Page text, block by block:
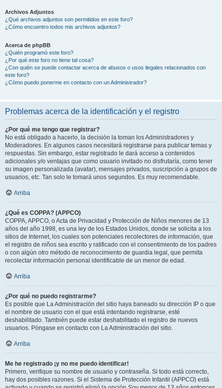
Archivos Adjuntos
¿Qué archivos adjuntos son permitidos en este foro?
¿Cómo encuentro todos mis archivos adjuntos?
Acerca de phpBB
¿Quién programó este foro?
¿Por qué este foro no tiene tal cosa?
¿Con quién se puede contactar acerca de abusos o usos ilegales relacionados con
este foro?
¿Cómo puedo ponerme en contacto con un Administrador?
Problemas acerca de la identificación y el registro
¿Por qué me tengo que registrar?
No está obligado a hacerlo, la decisión la toman los Administradores y
Moderadores. En algunos casos necesitará registrarse para publicar temas y
respuestas. Sin embargo, estar registrado le dará acceso a contenidos
adicionales y/o ventajas que como usuario invitado no disfrutaría, como tener
su imagen personalizada (avatar), mensajes privados, suscripción a grupos de
usuarios, etc. Tan solo le tomará unos segundos. Es muy recomendable.
Arriba
¿Qué es COPPA? (APPCO)
COPPA, APPCO, o Acta de Privacidad y Protección de Niños menores de 13
años del año 1998, es una ley de los Estados Unidos, donde se solicita a los
sitios de Internet, los cuales son potenciales recolectores de información, que
el registro de niños sea escrito y ratificado con el consentimiento de los padres
o con algún otro método de reconocimiento de guardia legal, que permita
recolectar información personal identificable de un menor de edad.
Arriba
¿Por qué no puedo registrarme?
Es posible que La Administración del sitio haya baneado su dirección IP o que
el nombre de usuario con el que está intentando registrarse, esté
deshabilitado. También puede estar deshabilitado el registro de nuevos
usuarios. Póngase en contacto con La Administración del sitio.
Arriba
Me he registrado ¡y no me puedo identificar!
Primero, verifique su nombre de usuario y contraseña. Si todo está correcto,
hay dos posibles razones. Si el Sistema de Protección Infantil (APPCO) está